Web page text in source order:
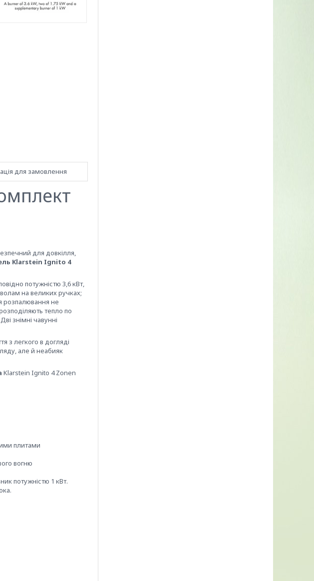
для замовлення
для довкілля,
Klarstein Ignito 4
потужністю 3,6 кВт,
на великих ручках;
розпалювання не
тепло по
знімні чавунні
з легкого в догляді
але й неабияк
Klarstein Ignito 4 Zonen
плитами
вогню
потужністю 1 кВт.